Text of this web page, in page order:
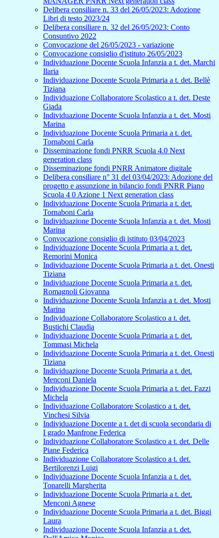
Delibera consiliare n. 33 del 26/05/2023: Adozione
Libri di testo 2023/24
Delibera consiliare n. 32 del 26/05/2023: Conto
Consuntivo 2022
Convocazione del 26/05/2023 - variazione
Convocazione consiglio d'istituto 26/05/2023
Individuazione Docente Scuola Infanzia a t. det. Marchi
Ilaria
Individuazione Docente Scuola Primaria a t. det. Bellè
Tiziana
Individuazione Collaboratore Scolastico a t. det. Deste
Giada
Individuazione Docente Scuola Infanzia a t. det. Mosti
Marina
Individuazione Docente Scuola Primaria a t. det.
Tornaboni Carla
Disseminazione fondi PNRR Scuola 4.0 Next
generation class
Disseminazione fondi PNRR Animatore digitale
Delibera consiliare n° 31 del 03/04/2023: Adozione del
progetto e assunzione in bilancio fondi PNRR Piano
Scuola 4 0 Azione 1 Next generation class
Individuazione Docente Scuola Primaria a t. det.
Tornaboni Carla
Individuazione Docente Scuola Infanzia a t. det. Mosti
Marina
Convocazione consiglio di istituto 03/04/2023
Individuazione Docente Scuola Primaria a t. det.
Remorini Monica
Individuazione Docente Scuola Primaria a t. det. Onesti
Tiziana
Individuazione Docente Scuola Primaria a t. det.
Romagnoli Giovanna
Individuazione Docente Scuola Infanzia a t. det. Mosti
Marina
Individuazione Collaboratore Scolastico a t. det.
Bustichi Claudia
Individuazione Docente Scuola Primaria a t. det.
Tommasi Michela
Individuazione Docente Scuola Primaria a t. det. Onesti
Tiziana
Individuazione Docente Scuola Primaria a t. det.
Menconi Daniela
Individuazione Docente Scuola Primaria a t. det. Fazzi
Michela
Individuazione Collaboratore Scolastico a t. det.
Vinchesi Silvia
Individuazione Docente a t. det di scuola secondaria di
I grado Manfrone Federica
Individuazione Collaboratore Scolastico a t. det. Delle
Piane Federica
Individuazione Collaboratore Scolastico a t. det.
Bertilorenzi Luigi
Individuazione Docente Scuola Infanzia a t. det.
Tonarelli Margherita
Individuazione Docente Scuola Primaria a t. det.
Menconi Agnese
Individuazione Docente Scuola Primaria a t. det. Biggi
Laura
Individuazione Docente Scuola Infanzia a t. det.